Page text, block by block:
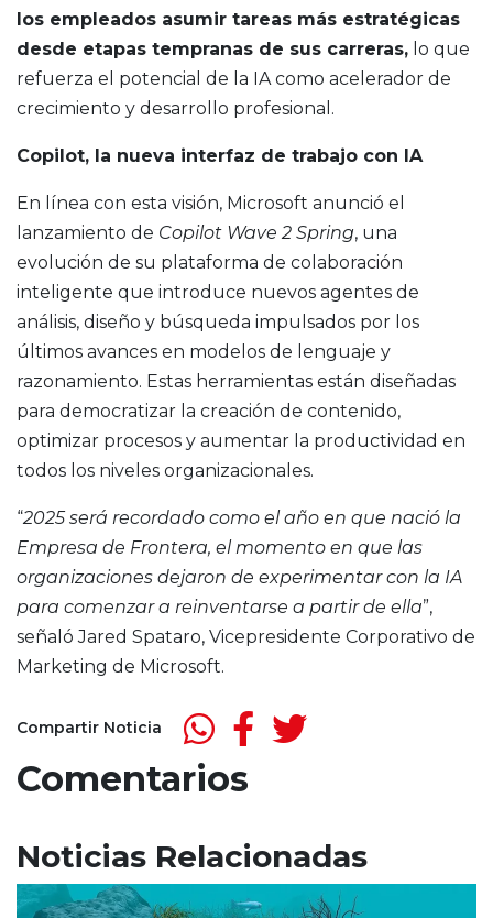
los empleados asumir tareas más estratégicas
desde etapas tempranas de sus carreras, lo que
refuerza el potencial de la IA como acelerador de
crecimiento y desarrollo profesional.
Copilot, la nueva interfaz de trabajo con IA
En línea con esta visión, Microsoft anunció el
lanzamiento de Copilot Wave 2 Spring, una
evolución de su plataforma de colaboración
inteligente que introduce nuevos agentes de
análisis, diseño y búsqueda impulsados por los
últimos avances en modelos de lenguaje y
razonamiento. Estas herramientas están diseñadas
para democratizar la creación de contenido,
optimizar procesos y aumentar la productividad en
todos los niveles organizacionales.
“2025 será recordado como el año en que nació la
Empresa de Frontera, el momento en que las
organizaciones dejaron de experimentar con la IA
para comenzar a reinventarse a partir de ella”,
señaló Jared Spataro, Vicepresidente Corporativo de
Marketing de Microsoft.
Compartir Noticia
Comentarios
Noticias Relacionadas